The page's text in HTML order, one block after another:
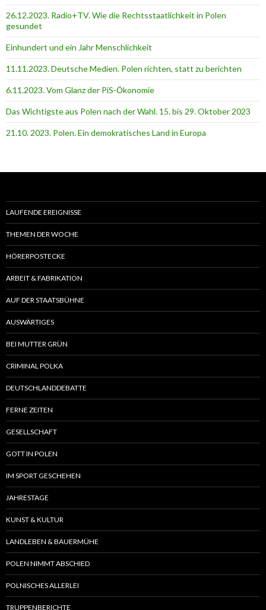
26.12.2023. Radio+TV. Wie die Rechtsstaatlichkeit in Polen
gesundet
Einhundert und ein Jahr Menschlichkeit
11.11.2023. Deutsche Medien. Polen richten, statt zu berichten
6.11.2023. Vom Glanz der PiS-Ӧkonomie
Das Wichtigste aus Polen nach der Wahl. 15. bis 29. Oktober 2023
21.10. 2023. Polen. Ein demokratisches Land in Europa
LAUFENDE EREIGNISSE
THEMEN DER WOCHE
HÖRERPOSTECKE
ARBEIT & FABRIKATION
AUF DER STAATSBÜHNE
AUSWÄRTIGES
BEI MUTTER GRÜN
CRIMINAL POLKA
DEUTSCHLANDDEBATTE
FERNE ZEITEN
GESELLSCHAFT
GOTT IN POLEN
IM SPORT GESCHEHEN
JAHRESTAGE
KUNST & KULTUR
LANDLEBEN & BAUERMÜHE
POLEN NIMMT ABSCHIED
POLNISCHES ALLERLEI
TRUPPENBERICHTE